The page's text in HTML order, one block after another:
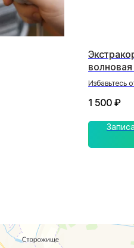
Избавьтесь
1 500 ₽